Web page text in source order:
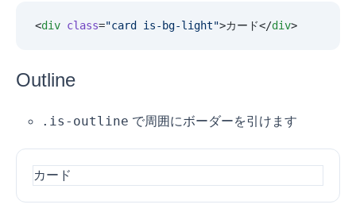
<div class="card is-bg-light">カード</div>
Outline
.is-outline で周囲にボーダーを引けます
カード